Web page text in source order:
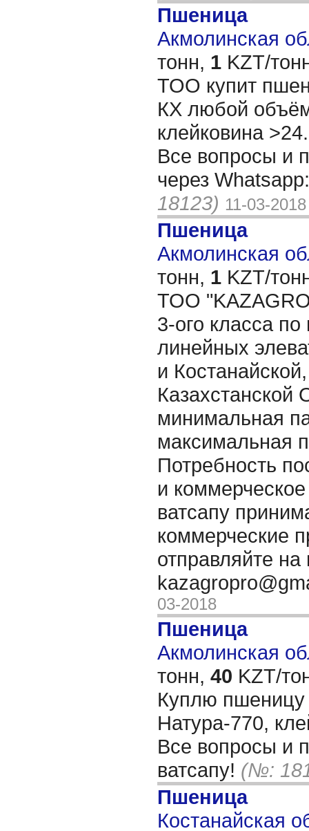
Пшеница
Акмолинская
тонн, 1 KZT/
ТОО купит
КХ любой
клейковина
Все вопросы и
через
18123) 11-03-2018
Пшеница
Акмолинская
тонн, 1 KZT/
ТОО
3-ого класса
линейных
и
Казахстанской
минимальная
максимальная
Потребность
и
ватсапу
коммерческие
отправляйте на
03-2018
Пшеница
Акмолинская
тонн, 40 KZT/
Куплю пшеницу
Натура-770,
Все вопросы и
ватсапу! (№:
Пшеница
Костанайская